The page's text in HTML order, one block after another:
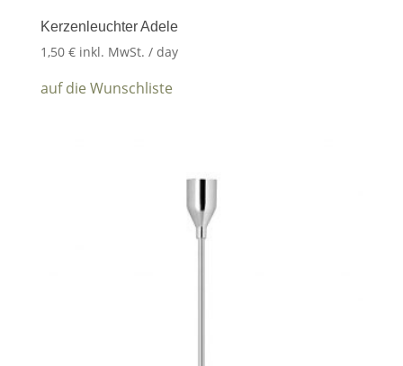
Kerzenleuchter Adele
1,50 € inkl. MwSt. / day
auf die Wunschliste